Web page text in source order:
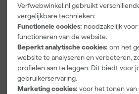
Verfwebwinkel.nl gebruikt
vergelijkbare technieken:
Functionele cookies: noodzakelijk
functioneren van de website.
Beperkt analytische cookies: om het
website te analyseren en verbeteren,
profielen aan te leggen. Dit biedt voor
gebruikerservaring.
Marketing cookies: voor het tonen
Paintura
Lucamax
Washi tape -
50mx24mm
Morgen
bezorgd
Adviesprijs 6,00
Go!Paint
Economy S
Verfbak -
10cm Roller -
15 x 32 cm + 5
inzetbakken
Morgen
bezorgd